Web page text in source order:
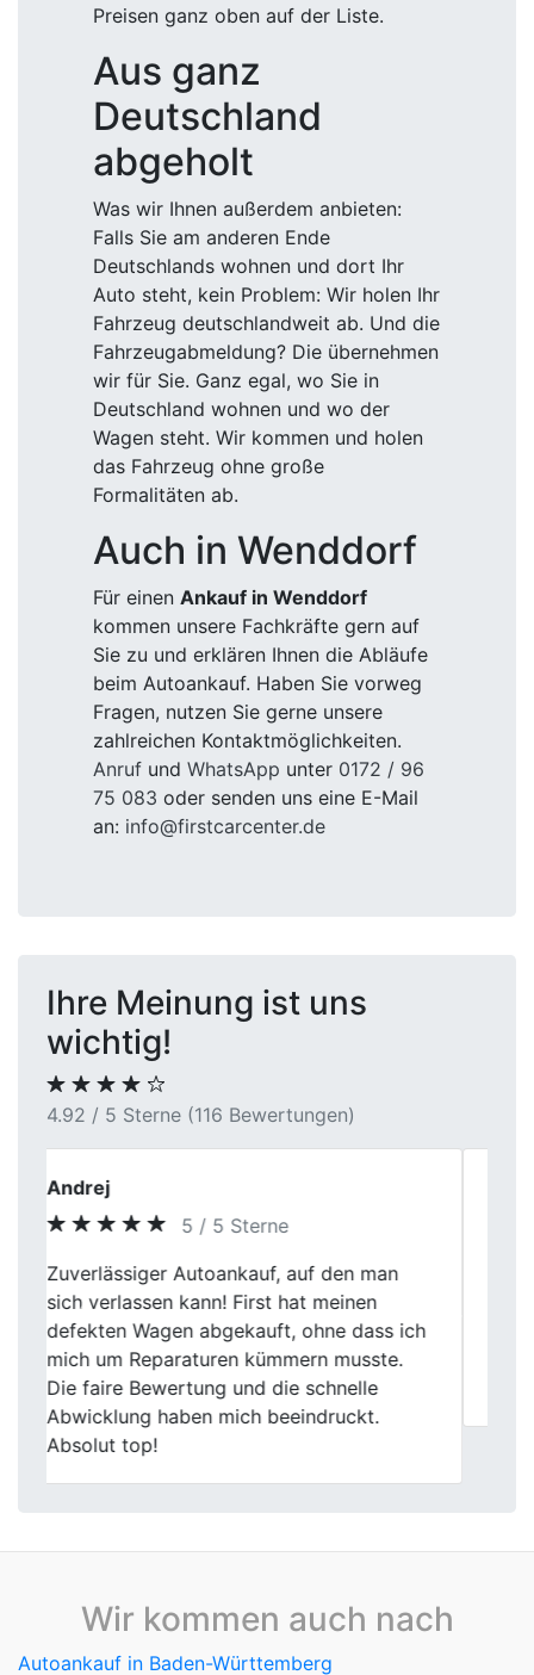
Preisen ganz oben auf der Liste.
Aus ganz
Deutschland
abgeholt
Was wir Ihnen außerdem anbieten:
Falls Sie am anderen Ende
Deutschlands wohnen und dort Ihr
Auto steht, kein Problem: Wir holen Ihr
Fahrzeug deutschlandweit ab. Und die
Fahrzeugabmeldung? Die übernehmen
wir für Sie. Ganz egal, wo Sie in
Deutschland wohnen und wo der
Wagen steht. Wir kommen und holen
das Fahrzeug ohne große
Formalitäten ab.
Auch in Wenddorf
Für einen Ankauf in Wenddorf
kommen unsere Fachkräfte gern auf
Sie zu und erklären Ihnen die Abläufe
beim Autoankauf. Haben Sie vorweg
Fragen, nutzen Sie gerne unsere
zahlreichen Kontaktmöglichkeiten.
Anruf und WhatsApp unter 0172 / 96
75 083 oder senden uns eine E-Mail
an: info@firstcarcenter.de
Ihre Meinung ist uns
wichtig!
4.92 / 5 Sterne (116 Bewertungen)
Markus B.
5 / 5 Sterne
First Car Center hat meinen
Gebrauchtwagen in Bergkamen zum
vernünftigen Preis gekauft. Die Abwicklung
war problemlos, und sie waren echt
professionell. Gute Erfahrung!
Previous
Wir kommen auch nach
Autoankauf in Baden-Württemberg
Autoankauf in Bayern